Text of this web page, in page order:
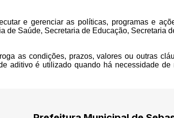
e gerenciar as políticas, programas e
Saúde, Secretaria de Educação, Secretaria
as condições, prazos, valores ou outras
aditivo é utilizado quando há necessidade